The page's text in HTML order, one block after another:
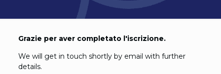
Grazie per aver completato l'iscrizione.
We will get in touch shortly by email with further
details.